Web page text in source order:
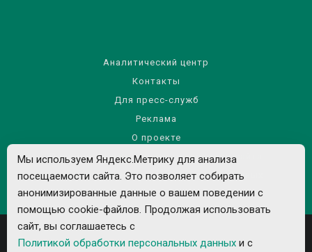
Аналитический центр
Контакты
Для пресс-служб
Реклама
О проекте
Правила использования материалов сайта
Политика обработки персональных данных
Мы используем Яндекс.Метрику для анализа
посещаемости сайта. Это позволяет собирать
анонимизированные данные о вашем поведении с
помощью cookie-файлов. Продолжая использовать
сайт, вы соглашаетесь с
Политикой обработки персональных данных и с